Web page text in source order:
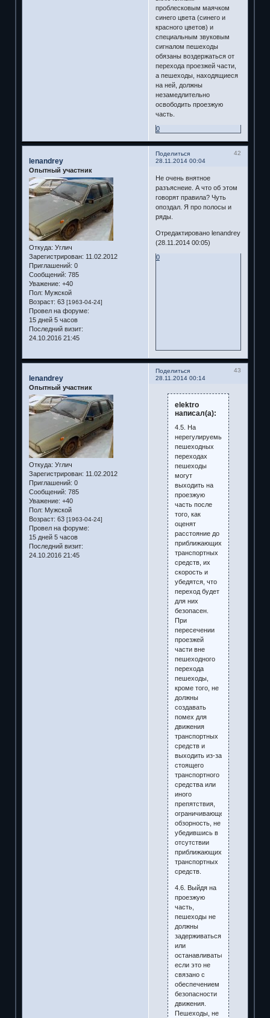
проблесковым маячком
синего цвета (синего и
красного цветов) и
специальным звуковым
сигналом пешеходы
обязаны воздержаться от
перехода проезжей части,
а пешеходы, находящиеся
на ней, должны
незамедлительно
освободить проезжую
часть.
0
Поделиться
42
28.11.2014 00:04
lenandrey
Опытный участник
Откуда: Углич
Зарегистрирован: 11.02.2012
Приглашений: 0
Сообщений: 785
Уважение: +40
Пол: Мужской
Возраст: 63 [1963-04-24]
Провел на форуме:
15 дней 5 часов
Последний визит:
24.10.2016 21:45
Не очень внятное
разъяснеие. А что об этом
говорят правила? Чуть
опоздал. Я про полосы и
ряды.
Отредактировано lenandrey
(28.11.2014 00:05)
0
Поделиться
43
28.11.2014 00:14
lenandrey
Опытный участник
Откуда: Углич
Зарегистрирован: 11.02.2012
Приглашений: 0
Сообщений: 785
Уважение: +40
Пол: Мужской
Возраст: 63 [1963-04-24]
Провел на форуме:
15 дней 5 часов
Последний визит:
24.10.2016 21:45
elektro
написал(а):
4.5. На
нерегулируемых
пешеходных
переходах
пешеходы
могут
выходить на
проезжую
часть после
того, как
оценят
расстояние до
приближающихся
транспортных
средств, их
скорость и
убедятся, что
переход будет
для них
безопасен.
При
пересечении
проезжей
части вне
пешеходного
перехода
пешеходы,
кроме того, не
должны
создавать
помех для
движения
транспортных
средств и
выходить из-за
стоящего
транспортного
средства или
иного
препятствия,
ограничивающего
обзорность, не
убедившись в
отсутствии
приближающихся
транспортных
средств.
4.6. Выйдя на
проезжую
часть,
пешеходы не
должны
задерживаться
или
останавливаться,
если это не
связано с
обеспечением
безопасности
движения.
Пешеходы, не